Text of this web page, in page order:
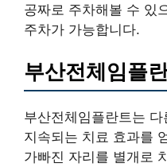
공짜로 주차해볼 수 있
주차가 가능합니다.
부산전체임플
부산전체임플란트는
지속되는 치료 효과를
가빠진 자리를 별개로